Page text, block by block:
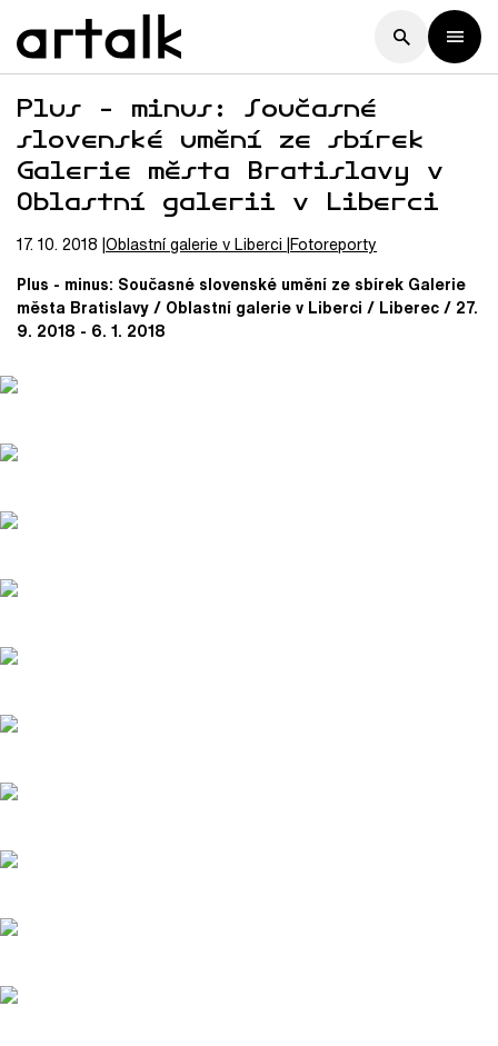
Plus - minus: Současné
slovenské umění ze sbírek
Galerie města Bratislavy v
Oblastní galerii v Liberci
17. 10. 2018 Oblastní galerie v Liberci Fotoreporty
Plus - minus: Současné slovenské umění ze sbírek Galerie
města Bratislavy / Oblastní galerie v Liberci / Liberec / 27.
9. 2018 - 6. 1. 2018